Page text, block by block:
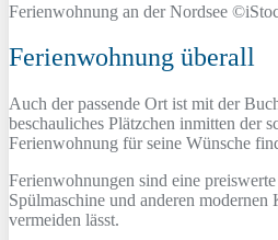
Ferienwohnung an der Nordsee
Ferienwohnung überall
Auch der passende Ort ist mit der
beschauliches Plätzchen inmitten der
Ferienwohnung für seine Wünsche
Ferienwohnungen sind eine
Spülmaschine und anderen
vermeiden lässt.